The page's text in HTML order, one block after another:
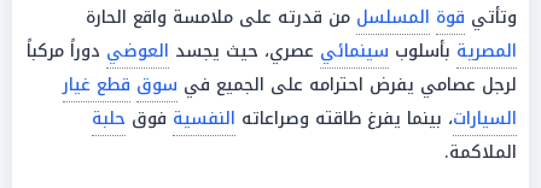
وتأتي قوة المسلسل من قدرته على ملامسة واقع الحارة
المصرية بأسلوب سينمائي عصري، حيث يجسد العوضي دوراً مركباً
لرجل عصامي يفرض احترامه على الجميع في سوق قطع غيار
السيارات، بينما يفرغ طاقته وصراعاته النفسية فوق حلبة
الملاكمة.